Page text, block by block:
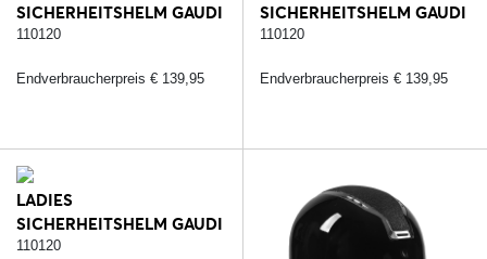
SICHERHEITSHELM GAUDI
MATT - 232.
110120
Endverbraucherpreis € 139,95
SICHERHEITSHELM GAUDI
MATT - 287.
110120
Endverbraucherpreis € 139,95
LADIES
SICHERHEITSHELM GAUDI
MATT - 410. BRAUN/ROSE
110120